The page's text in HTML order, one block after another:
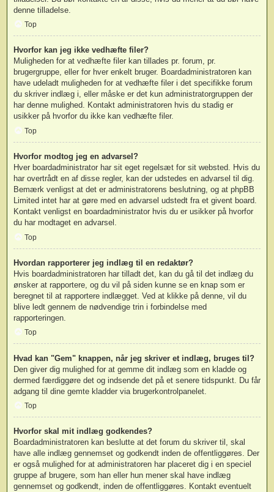
denne tilladelse.
Top
Hvorfor kan jeg ikke vedhæfte filer?
Muligheden for at vedhæfte filer kan tillades pr. forum, pr.
brugergruppe, eller for hver enkelt bruger. Boardadministratoren kan
have udeladt muligheden for at vedhæfte filer i det specifikke forum
du skriver indlæg i, eller måske er det kun administratorgruppen der
har denne mulighed. Kontakt administratoren hvis du stadig er
usikker på hvorfor du ikke kan vedhæfte filer.
Top
Hvorfor modtog jeg en advarsel?
Hver boardadministrator har sit eget regelsæt for sit websted. Hvis du
har overtrådt en af disse regler, kan der udstedes en advarsel til dig.
Bemærk venligst at det er administratorens beslutning, og at phpBB
Limited intet har at gøre med en advarsel udstedt fra et givent board.
Kontakt venligst en boardadministrator hvis du er usikker på hvorfor
du har modtaget en advarsel.
Top
Hvordan rapporterer jeg indlæg til en redaktør?
Hvis boardadministratoren har tilladt det, kan du gå til det indlæg du
ønsker at rapportere, og du vil på siden kunne se en knap som er
beregnet til at rapportere indlægget. Ved at klikke på denne, vil du
blive ledt gennem de nødvendige trin i forbindelse med
rapporteringen.
Top
Hvad kan "Gem" knappen, når jeg skriver et indlæg, bruges til?
Den giver dig mulighed for at gemme dit indlæg som en kladde og
dermed færdiggøre det og indsende det på et senere tidspunkt. Du får
adgang til dine gemte kladder via brugerkontrolpanelet.
Top
Hvorfor skal mit indlæg godkendes?
Boardadministratoren kan beslutte at det forum du skriver til, skal
have alle indlæg gennemset og godkendt inden de offentliggøres. Der
er også mulighed for at administratoren har placeret dig i en speciel
gruppe af brugere, som han eller hun mener skal have indlæg
gennemset og godkendt, inden de offentliggøres. Kontakt eventuelt